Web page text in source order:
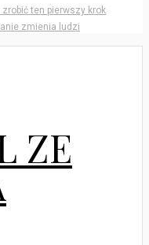
ten pierwszy krok
zmienia ludzi
ZE